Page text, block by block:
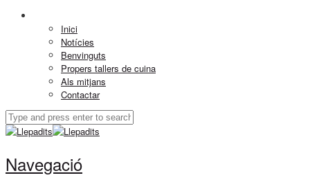
Inici
Notícies
Benvinguts
Propers tallers de cuina
Als mitjans
Contactar
Navegació